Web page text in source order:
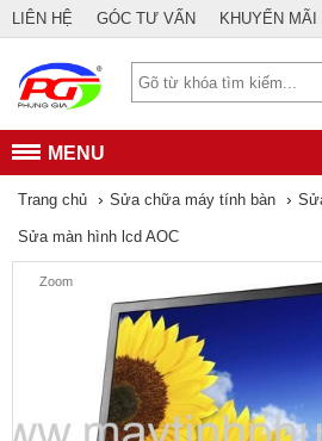
LIÊN HỆ GÓC TƯ VẤN KHUYẾN MÃI
MENU
Trang chủ › Sửa chữa máy tính bàn ›
Sửa màn hình lcd AOC
Zoom